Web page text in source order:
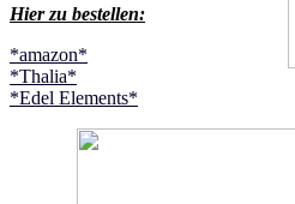
Hier zu bestellen:
*amazon*
*Thalia*
*Edel Elements*